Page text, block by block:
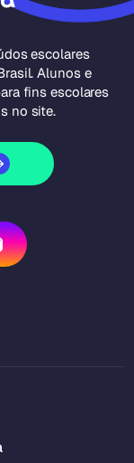
escolares
Alunos e
fins escolares
no site.